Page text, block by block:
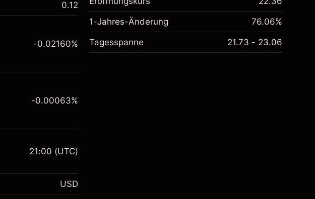
für das Traden
Verfügung.
0.12
-0.021596
-0.02160%
-0.00063%
21:00 (UTC)
USD
1-Jahres-Änderung 76.06%
Tagesspanne 21.73 - 23.06